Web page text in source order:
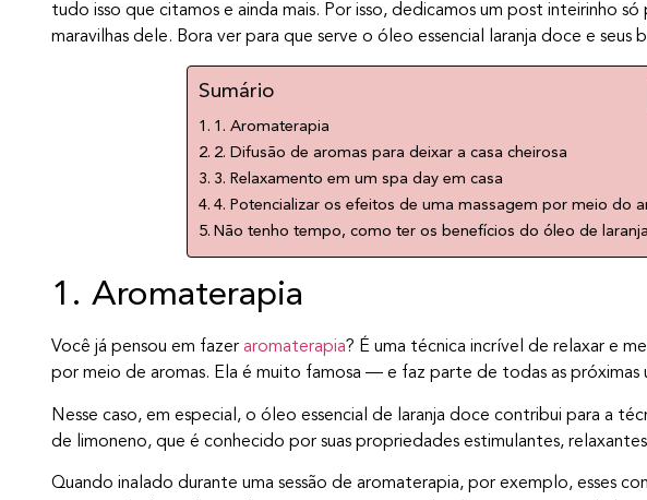
tudo isso que citamos e ainda mais. Por isso, dedicamos um post inteirinho só
maravilhas dele. Bora ver para que serve o óleo essencial laranja doce e seus
Sumário
1. Aromaterapia
2. Difusão de aromas para deixar a casa cheirosa
3. Relaxamento em um spa day em casa
4. Potencializar os efeitos de uma massagem por meio do
Não tenho tempo, como ter os benefícios do óleo de
1. Aromaterapia
Você já pensou em fazer aromaterapia? É uma técnica incrível de relaxar e
por meio de aromas. Ela é muito famosa — e faz parte de todas as próximas
Nesse caso, em especial, o óleo essencial de laranja doce contribui para a
de limoneno, que é conhecido por suas propriedades estimulantes,
Quando inalado durante uma sessão de aromaterapia, por exemplo, esses